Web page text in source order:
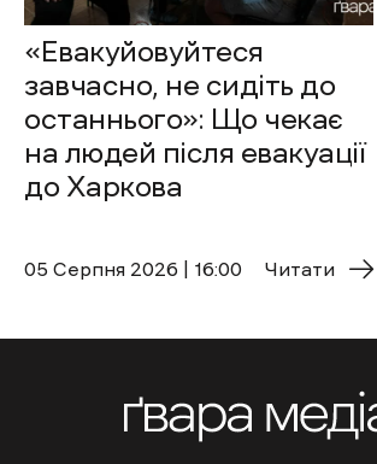
«Евакуйовуйтеся
завчасно, не сидіть до
останнього»: Що чекає
на людей після евакуації
до Харкова
05 Cерпня 2026 | 16:00 Читати